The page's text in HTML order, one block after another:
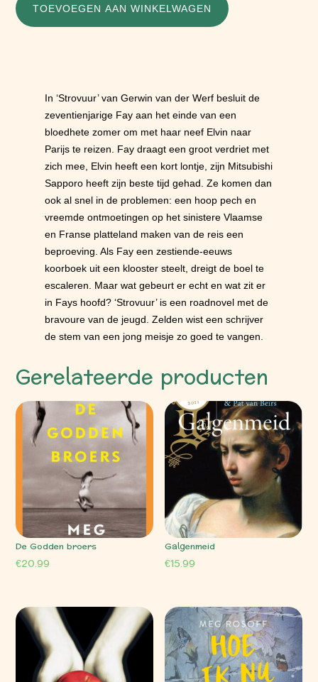
TOEVOEGEN AAN WINKELWAGEN
In ‘Strovuur’ van Gerwin van der Werf besluit de
zeventienjarige Fay aan het einde van een
bloedhete zomer om met haar neef Elvin naar
Parijs te reizen. Fay draagt een groot verdriet met
zich mee, Elvin heeft een kort lontje, zijn Mitsubishi
Sapporo heeft zijn beste tijd gehad. Ze komen dan
ook al snel in de problemen: een hoop pech en
vreemde ontmoetingen op het sinistere Vlaamse
en Franse platteland maken van de reis een
beproeving. Als Fay een zestiende-eeuws
koorboek uit een klooster steelt, dreigt de boel te
escaleren. Maar wat gebeurt er echt en wat zit er
in Fays hoofd? ‘Strovuur’ is een roadnovel met de
bravoure van de jeugd. Zelden wist een schrijver
de stem van een jong meisje zo goed te vangen.
Gerelateerde producten
De Godden broers
€20.99
Galgenmeid
€15.99